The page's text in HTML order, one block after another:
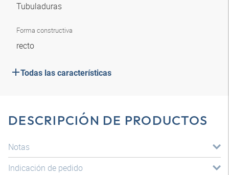
Tubuladuras
Forma constructiva
recto
Todas las características
DESCRIPCIÓN DE PRODUCTOS
Notas
Indicación de pedido